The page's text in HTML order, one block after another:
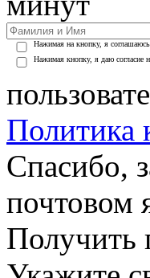
Нажимая на кнопку, я
Нажимая кнопку, я даю согласие
Политика
Спасибо,
почтовом
Получить